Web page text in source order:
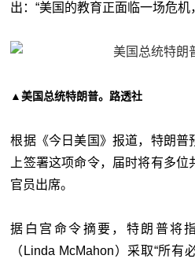
出：“美国的教育正面临一场危机
▲美国总统特朗普。路透社
根据《今日美国》报道，特朗普
上签署这项命令，届时将有多位
官员出席。
据白宫命令摘要，特朗普将
（Linda McMahon）采取“所